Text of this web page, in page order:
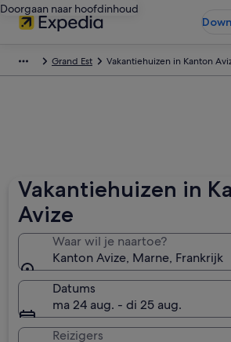
Doorgaan naar hoofdinhoud
Grand Est Vakantiehuizen in Kanton
Vakantiehuizen in
Avize
Waar wil je naartoe?
Kanton Avize, Marne, Frankrijk
Datums
ma 24 aug. - di 25 aug.
Reizigers